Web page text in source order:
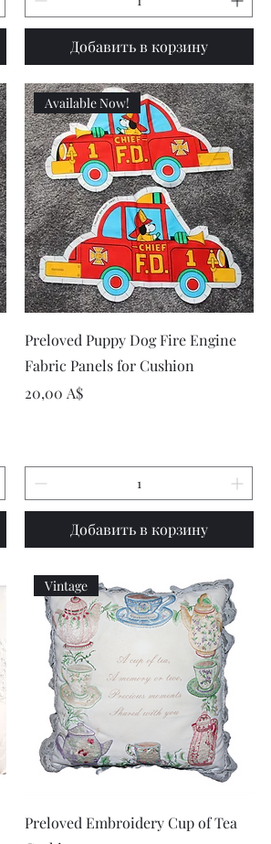
Добавить в корзину
Быстрый просмотр
Available Now!
Preloved Puppy Dog Fire Engine
Fabric Panels for Cushion
Цена
20,00 A$
Добавить в корзину
Быстрый просмотр
Vintage
Preloved Embroidery Cup of Tea